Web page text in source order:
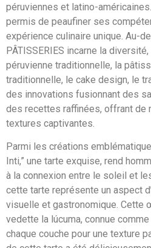
péruviennes et latino-
permis de peaufiner ses
expérience culinaire unique. Au-
PÂTISSERIES incarne la
péruvienne traditionnelle, la
traditionnelle, le cake design, le
des innovations fusionnant des
des recettes raffinées, offrant de
textures captivantes.
Parmi les créations
Inti,” une tarte exquise, rend
à la connexion entre le soleil et
cette tarte représente un aspect
visuelle et gastronomique. Cette
vedette la lúcuma, connue comme
chaque couche pour une texture